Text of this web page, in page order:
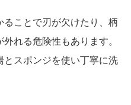
ることで刃が欠けたり、柄
れる危険性もあります。
スポンジを使い丁寧に洗